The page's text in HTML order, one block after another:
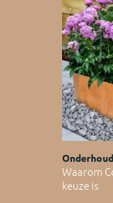
Onderhoud
Waarom
keuze is